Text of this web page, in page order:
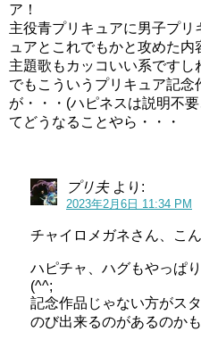
ア！
主役青プリキュアに男子プ
ュアとこれでもかと攻めた内
主題歌もカッコいい系ですし
でもこういうプリキュア記念
が・・・(ハピネスは説明不
てどうなることやら・・・
プリ夫 より:
2023年2月6日 11:34 PM
チャイロメガネさん、こん
ハピチャ、ハグもやっぱ
(^^;
記念作品じゃない方がス
のび出来るのがあるのか